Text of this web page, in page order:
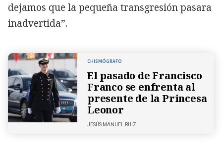
dejamos que la pequeña transgresión pasara
inadvertida”.
CHISMÓGRAFO
El pasado de Francisco
Franco se enfrenta al
presente de la Princesa
Leonor
JESÚS MANUEL RUIZ